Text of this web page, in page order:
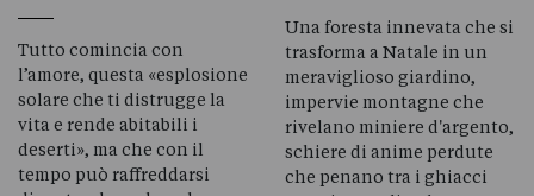
Tutto comincia con
l’amore, questa «esplosione
solare che ti distrugge la
vita e rende abitabili i
deserti», ma che con il
tempo può raffreddarsi
Una foresta innevata che si
trasforma a Natale in un
meraviglioso giardino,
impervie montagne che
rivelano miniere d'argento,
schiere di anime perdute
che penano tra i ghiacci